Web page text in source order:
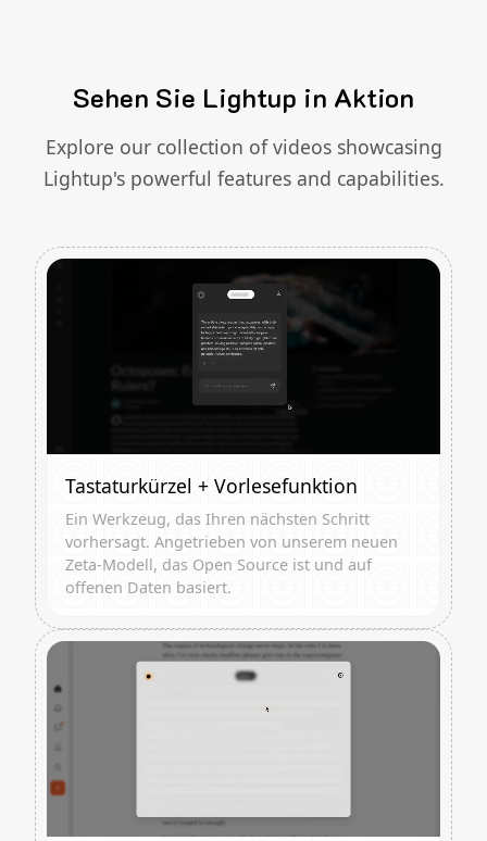
Sehen Sie Lightup in Aktion
Explore our collection of videos showcasing
Lightup's powerful features and capabilities.
Tastaturkürzel + Vorlesefunktion
Ein Werkzeug, das Ihren nächsten Schritt
vorhersagt. Angetrieben von unserem neuen
Zeta-Modell, das Open Source ist und auf
offenen Daten basiert.